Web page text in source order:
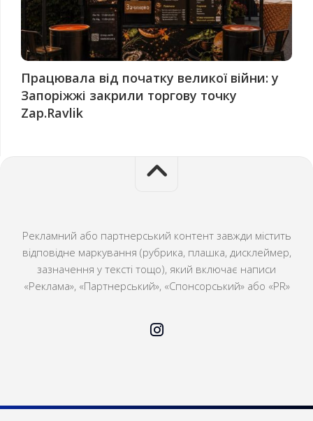
Працювала від початку великої війни: у
Запоріжжі закрили торгову точку
Zap.Ravlik
Рекламний або партнерський контент завжди містить
відповідне маркування (рубрика, плашка, дисклеймер,
зазначення у тексті тощо), який включає написи
«Реклама», «Партнерський», «Спонсорський» або «PR»